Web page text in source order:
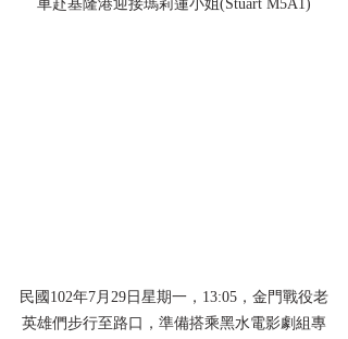
車赴基隆港迎接瑪莉蓮小姐(Stuart M5A1)
民國102年7月29日星期一，13:05，金門戰役老
英雄們步行至路口，準備搭乘黑水電影劇組專